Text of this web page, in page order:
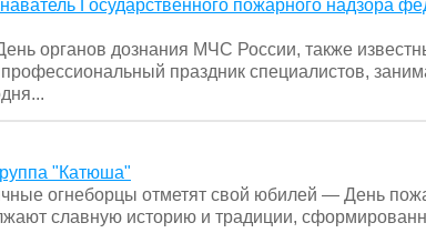
Государственного пожарного надзора
органов дознания МЧС России, также
праздник специалистов,
"Катюша"
огнеборцы отметят свой юбилей — День
славную историю и традиции,